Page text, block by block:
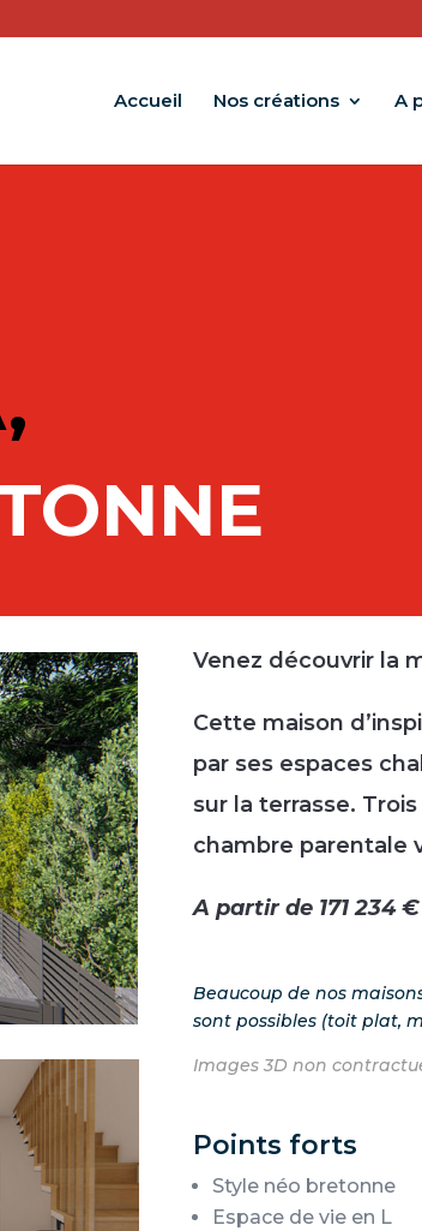
Accueil Nos créations A
,
Venez découvrir la
Cette maison
par ses espaces
sur la terrasse.
chambre parentale
A partir de 171 234 €
Beaucoup de nos
sont possibles (toit plat,
Images 3D non
Points forts
Style néo bretonne
Espace de vie en L